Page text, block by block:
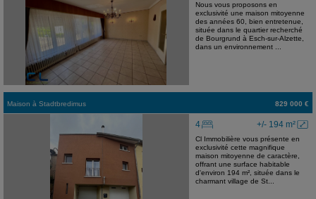
Nous vous proposons en
exclusivité une maison mitoyenne
des années 60, bien entretenue,
située dans le quartier recherché
de Bourgrund à Esch-sur-Alzette,
dans un environnement ...
Maison à Stadtbredimus 829 000 €
+/- 194 m²
4
Cl Immobilière vous présente en
exclusivité cette magnifique
maison mitoyenne de caractère,
offrant une surface habitable
d'environ 194 m², située dans le
charmant village de St...